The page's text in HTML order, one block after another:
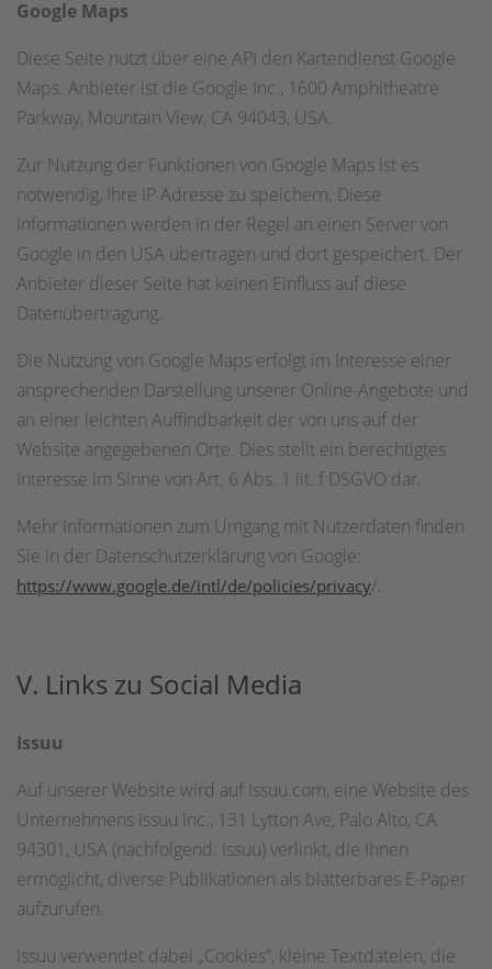
Google Maps
Diese Seite nutzt über eine API den Kartendienst Google
Maps. Anbieter ist die Google Inc., 1600 Amphitheatre
Parkway, Mountain View, CA 94043, USA.
Zur Nutzung der Funktionen von Google Maps ist es
notwendig, Ihre IP Adresse zu speichern. Diese
Informationen werden in der Regel an einen Server von
Google in den USA übertragen und dort gespeichert. Der
Anbieter dieser Seite hat keinen Einfluss auf diese
Datenübertragung.
Die Nutzung von Google Maps erfolgt im Interesse einer
ansprechenden Darstellung unserer Online-Angebote und
an einer leichten Auffindbarkeit der von uns auf der
Website angegebenen Orte. Dies stellt ein berechtigtes
Interesse im Sinne von Art. 6 Abs. 1 lit. f DSGVO dar.
Mehr Informationen zum Umgang mit Nutzerdaten finden
Sie in der Datenschutzerklärung von Google:
https://www.google.de/intl/de/policies/privacy/.
V. Links zu Social Media
Issuu
Auf unserer Website wird auf Issuu.com, eine Website des
Unternehmens Issuu Inc., 131 Lytton Ave, Palo Alto, CA
94301, USA (nachfolgend: Issuu) verlinkt, die Ihnen
ermöglicht, diverse Publikationen als blätterbares E-Paper
aufzurufen.
Issuu verwendet dabei „Cookies”, kleine Textdateien, die